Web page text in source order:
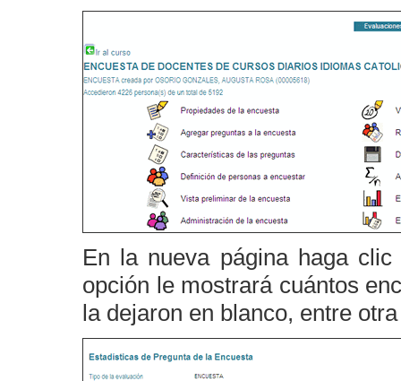
En la nueva página haga
opción le mostrará cuántos
la dejaron en blanco, entre